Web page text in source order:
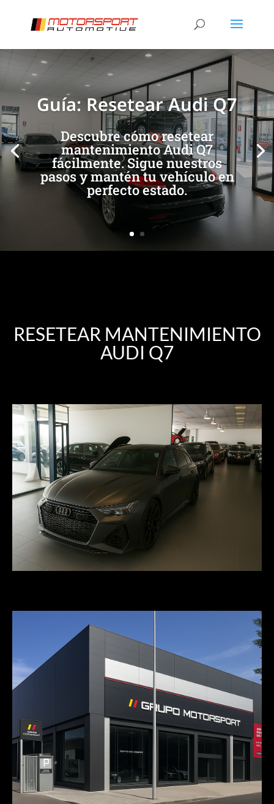
Guía: Resetear Audi Q7
Descubre cómo resetear
mantenimiento Audi Q7
fácilmente. Sigue nuestros
pasos y mantén tu vehículo en
perfecto estado.
[/et_pb_slide] [/et_pb_slide]
RESETEAR MANTENIMIENTO
AUDI Q7